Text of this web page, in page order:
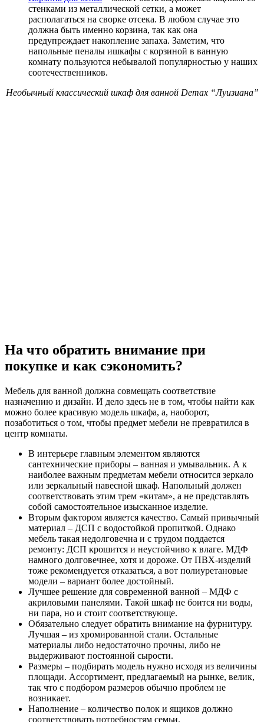
стенками из металлической сетки, а может
располагаться на сворке отсека. В любом случае это
должна быть именно корзина, так как она
предупреждает накопление запаха. Заметим, что
напольные пеналы ишкафы с корзиной в ванную
комнату пользуются небывалой популярностью у наших
соотечественников.
Необычный классический шкаф для ванной Demax “Луизиана”
На что обратить внимание при
покупке и как сэкономить?
Мебель для ванной должна совмещать соответствие
назначению и дизайн. И дело здесь не в том, чтобы найти как
можно более красивую модель шкафа, а, наоборот,
позаботиться о том, чтобы предмет мебели не превратился в
центр комнаты.
В интерьере главным элементом являются
сантехнические приборы – ванная и умывальник. А к
наиболее важным предметам мебели относится зеркало
или зеркальный навесной шкаф. Напольный должен
соответствовать этим трем «китам», а не представлять
собой самостоятельное изысканное изделие.
Вторым фактором является качество. Самый привычный
материал – ДСП с водостойкой пропиткой. Однако
мебель такая недолговечна и с трудом поддается
ремонту: ДСП крошится и неустойчиво к влаге. МДФ
намного долговечнее, хотя и дороже. От ПВХ-изделий
тоже рекомендуется отказаться, а вот полиуретановые
модели – вариант более достойный.
Лучшее решение для современной ванной – МДФ с
акриловыми панелями. Такой шкаф не боится ни воды,
ни пара, но и стоит соответствующе.
Обязательно следует обратить внимание на фурнитуру.
Лучшая – из хромированной стали. Остальные
материалы либо недостаточно прочны, либо не
выдерживают постоянной сырости.
Размеры – подбирать модель нужно исходя из величины
площади. Ассортимент, предлагаемый на рынке, велик,
так что с подбором размеров обычно проблем не
возникает.
Наполнение – количество полок и ящиков должно
соответствовать потребностям семьи.